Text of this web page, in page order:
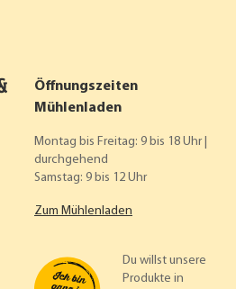
Öffnungszeiten
Mühlenladen
Montag bis Freitag: 9 bis 18 Uhr |
durchgehend
Samstag: 9 bis 12 Uhr
Zum Mühlenladen
Du willst unsere
Produkte in